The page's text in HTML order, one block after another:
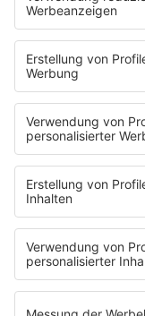
HOME
PROGRAMM
Sendeplan
DJs
Playlist
MUSIC
Streams
Album der Woche
News
Highlights
Charts